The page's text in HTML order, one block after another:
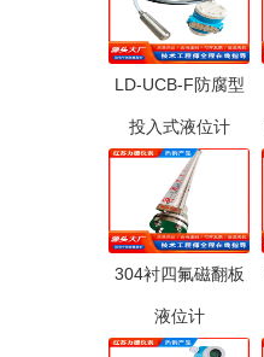
LD-UCB-F防腐型
投入式液位计
304衬四氟磁翻板
液位计